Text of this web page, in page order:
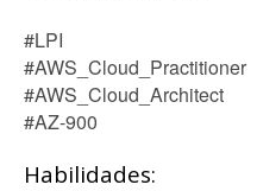
#LPI
#AWS_Cloud_Practitioner
#AWS_Cloud_Architect
#AZ-900
Habilidades: